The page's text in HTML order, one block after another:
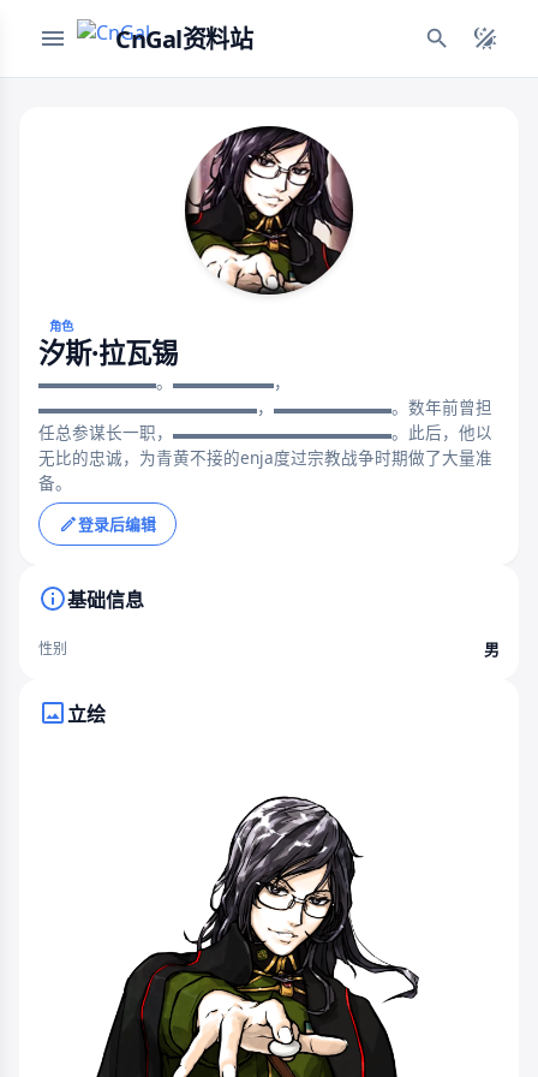
CnGal资料站
角色
汐斯·拉瓦锡
▬▬▬▬▬▬▬。▬▬▬▬▬▬，
▬▬▬▬▬▬▬▬▬▬▬▬▬，▬▬▬▬▬▬▬。数年前曾担
任总参谋长一职，▬▬▬▬▬▬▬▬▬▬▬▬▬。此后，他以
无比的忠诚，为青黄不接的enja度过宗教战争时期做了大量准
备。
登录后编辑
基础信息
性别 男
立绘